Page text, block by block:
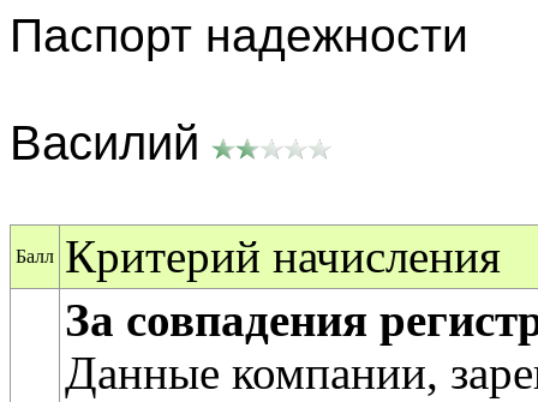
Паспорт надежности
Василий
Балл Критерий начисления
За совпадения
Данные компании,